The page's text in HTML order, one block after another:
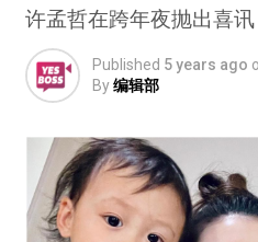
许孟哲在跨年夜抛出喜
Published 5 years ago
By编辑部